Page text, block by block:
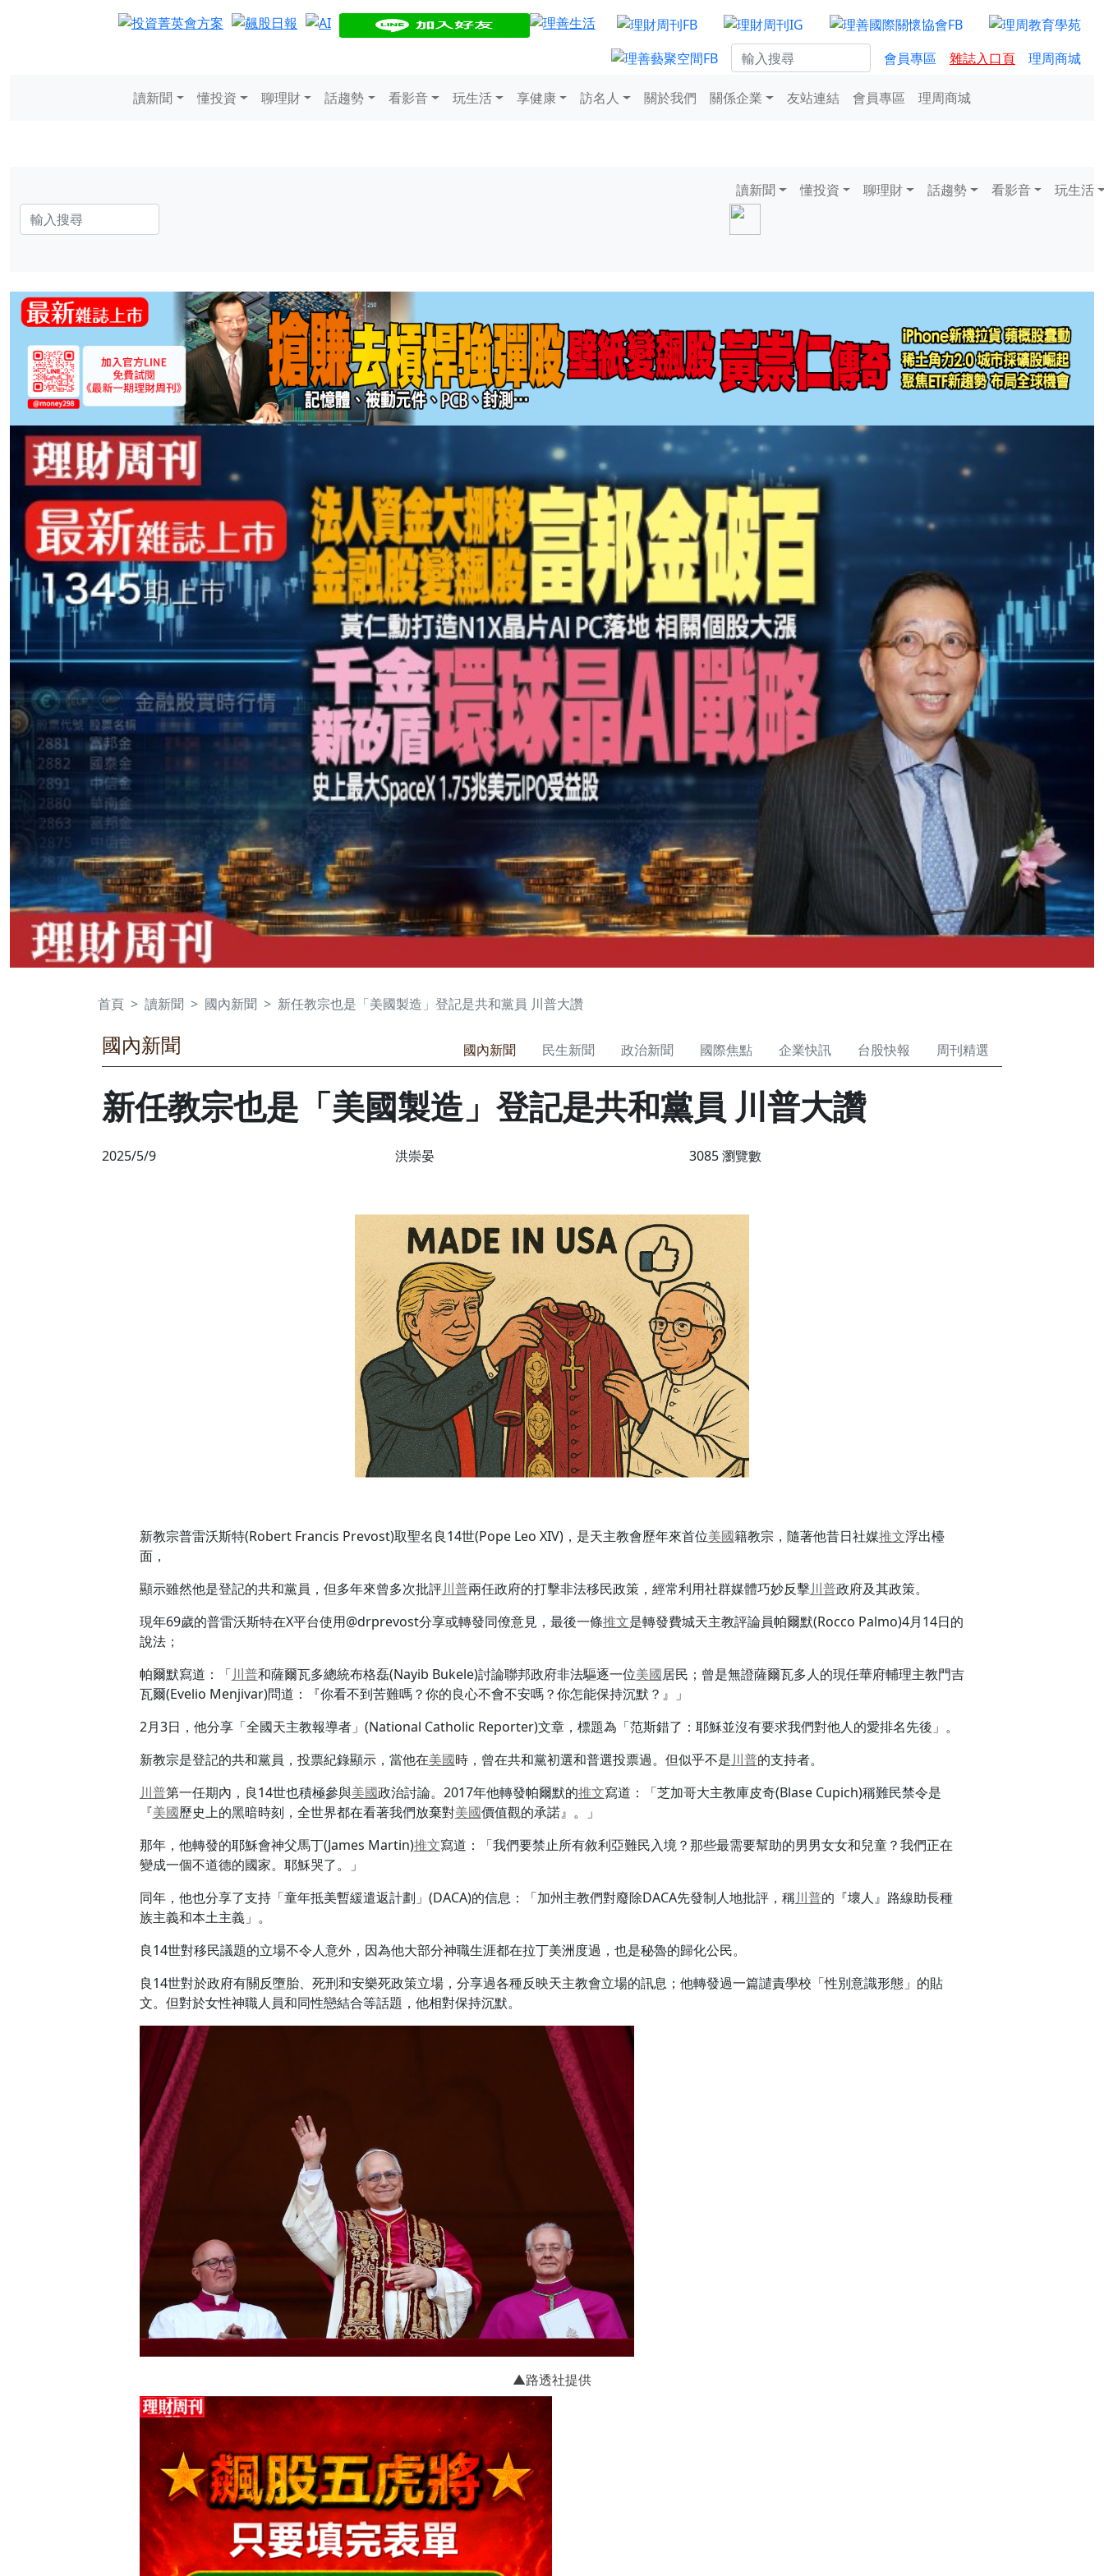
會員專區 雜誌入口頁 理周商城
讀新聞 懂投資 聊理財 話趨勢 看影音 玩生活 享健康 訪名人 關於我們 關係企業 友站連結 會員專區 理周商城
讀新聞 懂投資 聊理財 話趨勢 看影音 玩生活
首頁 讀新聞 國內新聞 新任教宗也是「美國製造」登記是共和黨員 川普大讚
國內新聞 國內新聞 民生新聞 政治新聞 國際焦點 企業快訊 台股快報 周刊精選
新任教宗也是「美國製造」登記是共和黨員 川普大讚
2025/5/9 洪崇晏 3085 瀏覽數
新教宗普雷沃斯特(Robert Francis Prevost)取聖名良14世(Pope Leo XIV)，是天主教會歷年來首位美國籍教宗，隨著他昔日社媒推文浮出檯
面，
顯示雖然他是登記的共和黨員，但多年來曾多次批評川普兩任政府的打擊非法移民政策，經常利用社群媒體巧妙反擊川普政府及其政策。
現年69歲的普雷沃斯特在X平台使用@drprevost分享或轉發同僚意見，最後一條推文是轉發費城天主教評論員帕爾默(Rocco Palmo)4月14日的
說法；
帕爾默寫道：「川普和薩爾瓦多總統布格磊(Nayib Bukele)討論聯邦政府非法驅逐一位美國居民；曾是無證薩爾瓦多人的現任華府輔理主教門吉
瓦爾(Evelio Menjivar)問道：『你看不到苦難嗎？你的良心不會不安嗎？你怎能保持沉默？』」
2月3日，他分享「全國天主教報導者」(National Catholic Reporter)文章，標題為「范斯錯了：耶穌並沒有要求我們對他人的愛排名先後」。
新教宗是登記的共和黨員，投票紀錄顯示，當他在美國時，曾在共和黨初選和普選投票過。但似乎不是川普的支持者。
川普第一任期內，良14世也積極參與美國政治討論。2017年他轉發帕爾默的推文寫道：「芝加哥大主教庫皮奇(Blase Cupich)稱難民禁令是
『美國歷史上的黑暗時刻，全世界都在看著我們放棄對美國價值觀的承諾』。」
那年，他轉發的耶穌會神父馬丁(James Martin)推文寫道：「我們要禁止所有敘利亞難民入境？那些最需要幫助的男男女女和兒童？我們正在
變成一個不道德的國家。耶穌哭了。」
同年，他也分享了支持「童年抵美暫緩遣返計劃」(DACA)的信息：「加州主教們對廢除DACA先發制人地批評，稱川普的『壞人』路線助長種
族主義和本土主義」。
良14世對移民議題的立場不令人意外，因為他大部分神職生涯都在拉丁美洲度過，也是秘魯的歸化公民。
良14世對於政府有關反墮胎、死刑和安樂死政策立場，分享過各種反映天主教會立場的訊息；他轉發過一篇譴責學校「性別意識形態」的貼
文。但對於女性神職人員和同性戀結合等話題，他相對保持沉默。
▲路透社提供